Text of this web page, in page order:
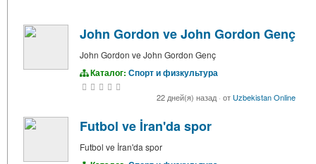
John Gordon ve John Gordon Genç
John Gordon ve John Gordon Genç
Каталог: Спорт и физкультура
22 дней(я) назад · от Uzbekistan Online
Futbol ve İran'da spor
Futbol ve İran'da spor